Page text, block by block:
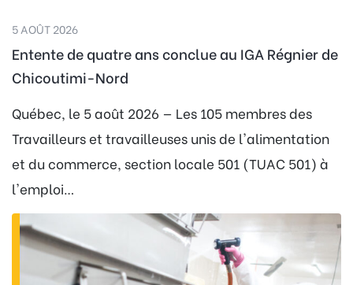
5 AOÛT 2026
Entente de quatre ans conclue au IGA Régnier de
Chicoutimi-Nord
Québec, le 5 août 2026 — Les 105 membres des
Travailleurs et travailleuses unis de l'alimentation
et du commerce, section locale 501 (TUAC 501) à
l'emploi…